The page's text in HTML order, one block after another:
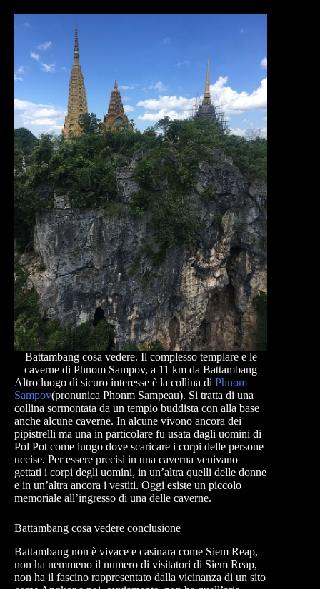
Battambang cosa vedere. Il complesso templare e le
caverne di Phnom Sampov, a 11 km da Battambang
Altro luogo di sicuro interesse è la collina di Phnom
Sampov(pronunica Phonm Sampeau). Si tratta di una
collina sormontata da un tempio buddista con alla base
anche alcune caverne. In alcune vivono ancora dei
pipistrelli ma una in particolare fu usata dagli uomini di
Pol Pot come luogo dove scaricare i corpi delle persone
uccise. Per essere precisi in una caverna venivano
gettati i corpi degli uomini, in un’altra quelli delle donne
e in un’altra ancora i vestiti. Oggi esiste un piccolo
memoriale all’ingresso di una delle caverne.
Battambang cosa vedere conclusione
Battambang non è vivace e casinara come Siem Reap,
non ha nemmeno il numero di visitatori di Siem Reap,
non ha il fascino rappresentato dalla vicinanza di un sito